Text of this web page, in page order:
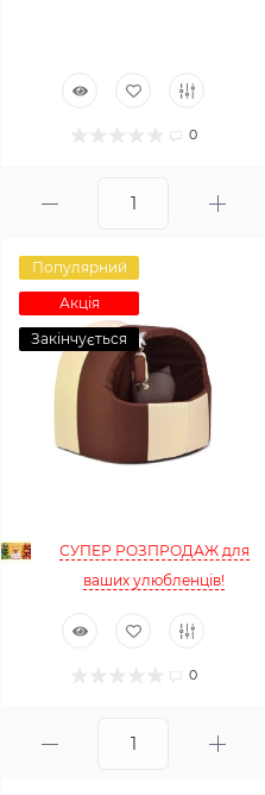
0
Популярний
Акція
Закінчується
0
СУПЕР РОЗПРОДАЖ для
ваших улюбленців!